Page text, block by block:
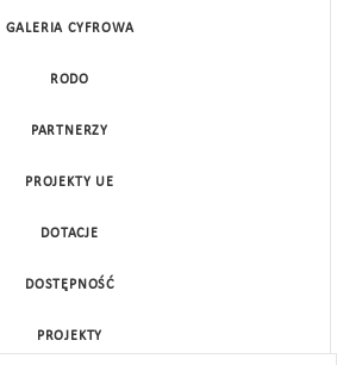
GALERIA CYFROWA
RODO
PARTNERZY
PROJEKTY UE
DOTACJE
DOSTĘPNOŚĆ
PROJEKTY